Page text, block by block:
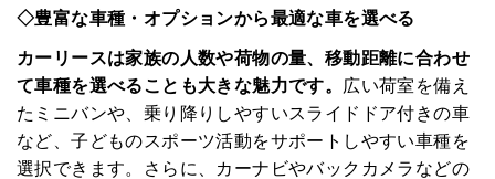
◇豊富な車種・オプションから最適な車を選べる
カーリースは家族の人数や荷物の量、移動距離に合わせ
て車種を選べることも大きな魅力です。
広い荷室を備え
たミニバンや、乗り降りしやすいスライドドア付きの車
など、子どものスポーツ活動をサポートしやすい車種を
選択できます。さらに、カーナビやバックカメラなどの